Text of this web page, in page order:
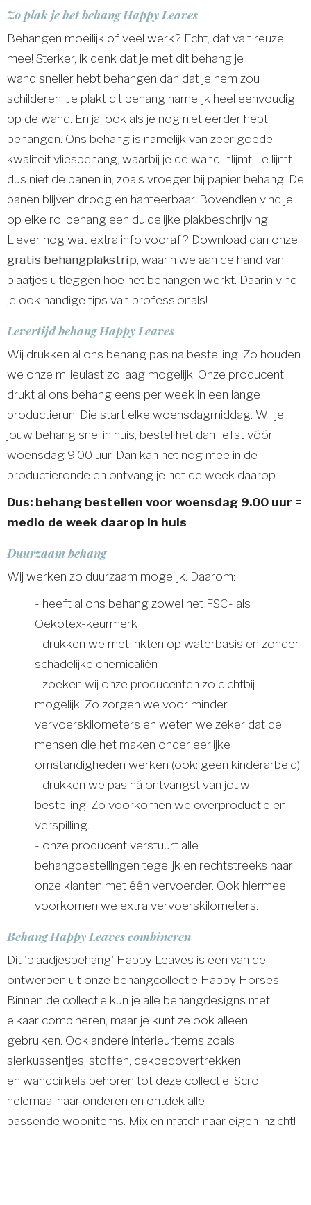
Zo plak je het behang Happy Leaves
Behangen moeilijk of veel werk? Echt, dat valt reuze
mee! Sterker, ik denk dat je met dit behang je
wand sneller hebt behangen dan dat je hem zou
schilderen! Je plakt dit behang namelijk heel eenvoudig
op de wand. En ja, ook als je nog niet eerder hebt
behangen. Ons behang is namelijk van zeer goede
kwaliteit vliesbehang, waarbij je de wand inlijmt. Je lijmt
dus niet de banen in, zoals vroeger bij papier behang. De
banen blijven droog en hanteerbaar. Bovendien vind je
op elke rol behang een duidelijke plakbeschrijving.
Liever nog wat extra info vooraf? Download dan onze
gratis behangplakstrip, waarin we aan de hand van
plaatjes uitleggen hoe het behangen werkt. Daarin vind
je ook handige tips van professionals!
Levertijd behang Happy Leaves
Wij drukken al ons behang pas na bestelling. Zo houden
we onze milieulast zo laag mogelijk. Onze producent
drukt al ons behang eens per week in een lange
productierun. Die start elke woensdagmiddag. Wil je
jouw behang snel in huis, bestel het dan liefst vóór
woensdag 9.00 uur. Dan kan het nog mee in de
productieronde en ontvang je het de week daarop.
Dus: behang bestellen voor woensdag 9.00 uur =
medio de week daarop in huis
Duurzaam behang
Wij werken zo duurzaam mogelijk. Daarom:
- heeft al ons behang zowel het FSC- als
Oekotex-keurmerk
- drukken we met inkten op waterbasis en zonder
schadelijke chemicaliën
- zoeken wij onze producenten zo dichtbij
mogelijk. Zo zorgen we voor minder
vervoerskilometers en weten we zeker dat de
mensen die het maken onder eerlijke
omstandigheden werken (ook: geen kinderarbeid).
- drukken we pas ná ontvangst van jouw
bestelling. Zo voorkomen we overproductie en
verspilling.
- onze producent verstuurt alle
behangbestellingen tegelijk en rechtstreeks naar
onze klanten met één vervoerder. Ook hiermee
voorkomen we extra vervoerskilometers.
Behang Happy Leaves combineren
Dit 'blaadjesbehang' Happy Leaves is een van de
ontwerpen uit onze behangcollectie Happy Horses.
Binnen de collectie kun je alle behangdesigns met
elkaar combineren, maar je kunt ze ook alleen
gebruiken. Ook andere interieuritems zoals
sierkussentjes, stoffen, dekbedovertrekken
en wandcirkels behoren tot deze collectie. Scrol
helemaal naar onderen en ontdek alle
passende woonitems. Mix en match naar eigen inzicht!